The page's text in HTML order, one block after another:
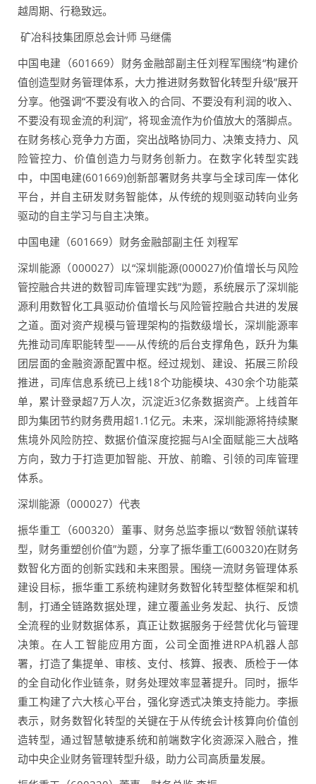
越周期、行稳致远。
矿冶科技集团原总会计师 马继儒
中国电建（601669）财务金融部副主任刘程军围绕“构建价
值创造型财务管理体系，大力推进财务数智化转型升级”展开
分享。他强调“不要没有收入的合同、不要没有利润的收入、
不要没有现金流的利润”，将现金流作为价值放大的落脚点。
在财务核心竞争力方面，突出战略协同力、决策支持力、风
险管控力、价值创造力与财务创新力。在数字化转型实践
中，中国电建(601669)创新部署财务共享与全球司库一体化
平台，并自主研发财务智能体，从传统的规则驱动转向业务
驱动的自主学习与自主决策。
中国电建（601669）财务金融部副主任 刘程军
深圳能源（000027）以“深圳能源(000027)价值增长与风险
管控融合共进的数智司库管理实践”为题，系统展示了深圳能
源利用数智化工具驱动价值增长与风险管控融合共进的发展
之道。面对资产规模与管理架构的指数级增长，深圳能源率
先推动司库职能转型——从传统的后台支撑角色，跃升为集
团层面的金融资源配置中枢。经过规划、建设、拓展三阶段
推进，司库信息系统已上线18个功能模块、430余个功能菜
单，累计登录超7万人次，沉淀近3亿条数据资产。上线首年
即为集团节约财务费用超1.1亿元。未来，深圳能源将持续聚
焦境外风险防控、数据价值深度挖掘与AI全面赋能三大战略
方向，致力于打造更加智能、开放、前瞻、引领的司库管理
体系。
深圳能源（000027）代表
振华重工（600320）董事、财务总监李振以“数智领航谋转
型，财务重塑创价值”为题，分享了振华重工(600320)在财务
数智化方面的创新实践和未来图景。围绕一流财务管理体系
建设目标，振华重工系统构建财务数智化转型整体框架和机
制，打通全链路数据处理，建立覆盖业务发起、执行、反馈
全流程的业财数据体系，真正让数据服务于经营优化与管理
决策。在人工智能应用方面，公司全面推进RPA机器人部
署，打造了集提单、审核、支付、核算、报表、质检于一体
的全自动化作业链条，财务处理效率显著提升。同时，振华
重工构建了六大核心平台，强化穿透式决策支持能力。李振
表示，财务数智化转型的关键在于从传统会计核算向价值创
造转型，通过智慧敏捷系统和前端数字化资源深入融合，推
动中央企业财务管理转型升级，助力公司高质量发展。